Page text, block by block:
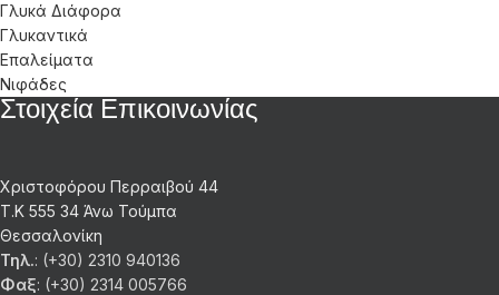
Γλυκά Διάφορα
Γλυκαντικά
Επαλείματα
Νιφάδες
Στοιχεία Επικοινωνίας
Χριστοφόρου Περραιβού 44
Τ.Κ 555 34 Άνω Τούμπα
Θεσσαλονίκη
Τηλ.: (+30) 2310 940136
Φαξ: (+30) 2314 005766